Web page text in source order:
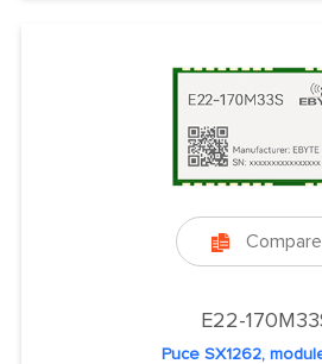
 Compare
E22-
Puce SX1262,